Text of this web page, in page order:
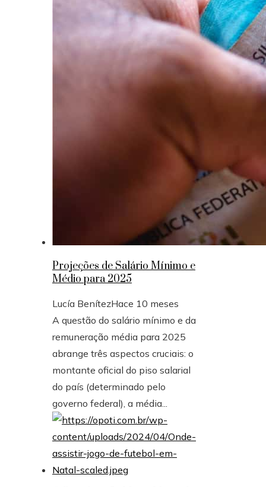
Projeções de Salário Mínimo e
Médio para 2025
Lucía BenítezHace 10 meses
A questão do salário mínimo e da
remuneração média para 2025
abrange três aspectos cruciais: o
montante oficial do piso salarial
do país (determinado pelo
governo federal), a média...